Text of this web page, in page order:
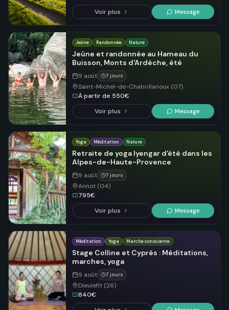
Voir plus
Message
Jeûne Randonnée Nature
Jeûne et randonnée au Hameau du
Buisson, Monts d'Ardèche, été
9 août 7 jours
Saint-Michel-de-Chabrillanoux (07)
À partir de 550€
Voir plus
Message
Yoga Méditation Nature
Retraite de yoga Iyengar d'été dans les
Alpes-de-Haute-Provence
9 août 7 jours
Annot (04)
795€
Voir plus
Message
Méditation Yoga Marche consciente
Stage Colline et Cyprès : Méditations,
marches, yoga
9 août 7 jours
Dieulefit (26)
840€